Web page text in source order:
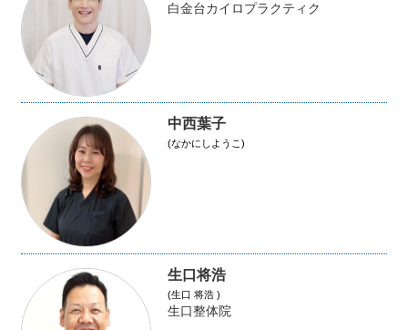
白金台カイロプラクティク
中西葉子
(なかにしようこ)
生口将浩
(生口 将浩 )
生口整体院